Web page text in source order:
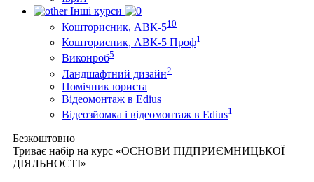
Інші курси
Кошторисник, АВК-510
Кошторисник, АВК-5 Проф1
Виконроб5
Ландшафтний дизайн2
Помічник юриста
Відеомонтаж в Edius
Відеозйомка і відеомонтаж в Edius1
Безкоштовно
Триває набір на курс «ОСНОВИ ПІДПРИЄМНИЦЬКОЇ
ДІЯЛЬНОСТІ»